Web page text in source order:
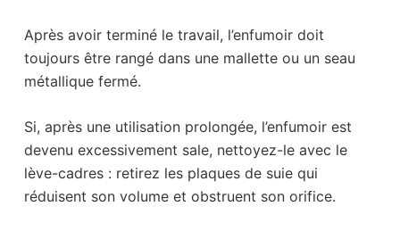
Après avoir terminé le travail, l’enfumoir doit
toujours être rangé dans une mallette ou un seau
métallique fermé.
Si, après une utilisation prolongée, l’enfumoir est
devenu excessivement sale, nettoyez-le avec le
lève-cadres : retirez les plaques de suie qui
réduisent son volume et obstruent son orifice.